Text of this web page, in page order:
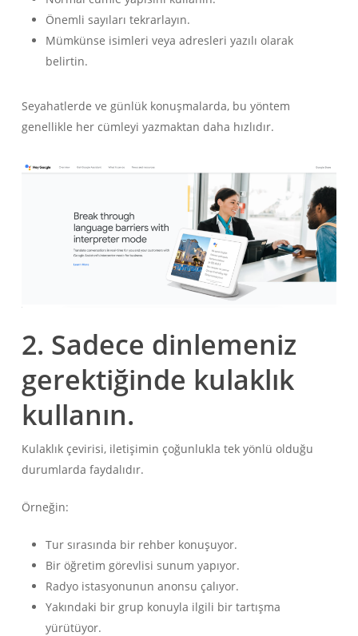
Önemli sayıları tekrarlayın.
Mümkünse isimleri veya adresleri yazılı olarak
belirtin.
Seyahatlerde ve günlük konuşmalarda, bu yöntem
genellikle her cümleyi yazmaktan daha hızlıdır.
2. Sadece dinlemeniz
gerektiğinde kulaklık
kullanın.
Kulaklık çevirisi, iletişimin çoğunlukla tek yönlü olduğu
durumlarda faydalıdır.
Örneğin:
Tur sırasında bir rehber konuşuyor.
Bir öğretim görevlisi sunum yapıyor.
Radyo istasyonunun anonsu çalıyor.
Yakındaki bir grup konuyla ilgili bir tartışma
yürütüyor.